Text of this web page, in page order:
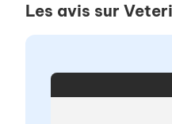
Les avis sur